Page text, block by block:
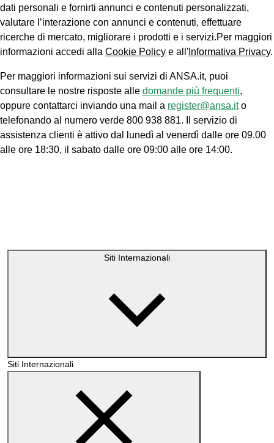
dati personali e fornirti annunci e contenuti personalizzati,
valutare l’interazione con annunci e contenuti, effettuare
ricerche di mercato, migliorare i prodotti e i servizi.Per maggiori
informazioni accedi alla Cookie Policy e all' Informativa Privacy.
Per maggiori informazioni sui servizi di ANSA.it, puoi
consultare le nostre risposte alle domande più frequenti,
oppure contattarci inviando una mail a register@ansa.ito
telefonando al numero verde 800 938 881. Il servizio di
assistenza clienti è attivo dal lunedì al venerdì dalle ore 09.00
alle ore 18:30, il sabato dalle ore 09:00 alle ore 14:00.
Siti Internazionali
Siti Internazionali